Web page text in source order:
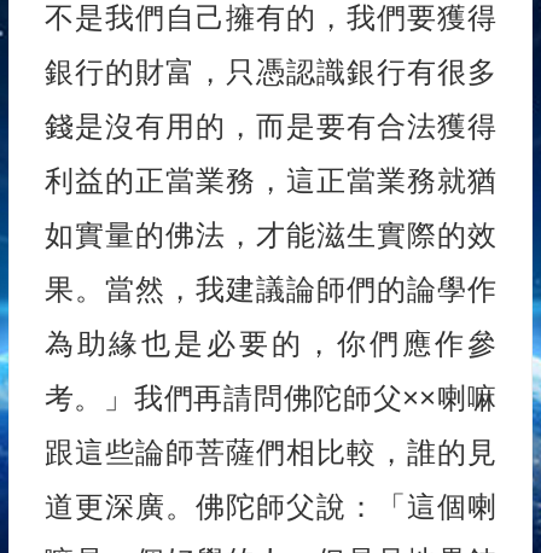
不是我們自己擁有的，我們要獲得
銀行的財富，只憑認識銀行有很多
錢是沒有用的，而是要有合法獲得
利益的正當業務，這正當業務就猶
如實量的佛法，才能滋生實際的效
果。當然，我建議論師們的論學作
為助緣也是必要的，你們應作參
考。」我們再請問佛陀師父××喇嘛
跟這些論師菩薩們相比較，誰的見
道更深廣。佛陀師父說：「這個喇